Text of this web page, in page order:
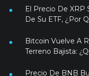
El Precio De XRP
De Su ETF, ¿Por
Bitcoin Vuelve A
Terreno Bajista:
Precio De BNB